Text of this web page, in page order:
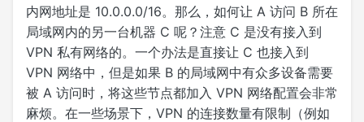
内网地址是 10.0.0.0/16。那么，如何让 A 访问 B 所在
局域网内的另一台机器 C 呢？注意 C 是没有接入到
VPN 私有网络的。一个办法是直接让 C 也接入到
VPN 网络中，但是如果 B 的局域网中有众多设备需要
被 A 访问时，将这些节点都加入 VPN 网络配置会非常
麻烦。在一些场景下，VPN 的连接数量有限制（例如